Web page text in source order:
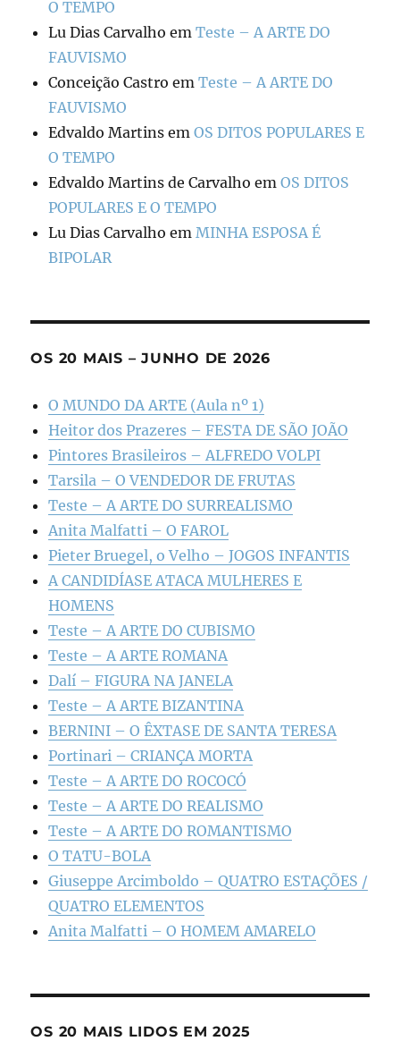
O TEMPO
Lu Dias Carvalho emTeste – A ARTE DO
FAUVISMO
Conceição Castro emTeste – A ARTE DO
FAUVISMO
Edvaldo Martins emOS DITOS POPULARES E
O TEMPO
Edvaldo Martins de Carvalho emOS DITOS
POPULARES E O TEMPO
Lu Dias Carvalho em MINHA ESPOSA É
BIPOLAR
OS 20 MAIS – JUNHO DE 2026
O MUNDO DA ARTE (Aula nº 1)
Heitor dos Prazeres – FESTA DE SÃO JOÃO
Pintores Brasileiros – ALFREDO VOLPI
Tarsila – O VENDEDOR DE FRUTAS
Teste – A ARTE DO SURREALISMO
Anita Malfatti – O FAROL
Pieter Bruegel, o Velho – JOGOS INFANTIS
A CANDIDÍASE ATACA MULHERES E
HOMENS
Teste – A ARTE DO CUBISMO
Teste – A ARTE ROMANA
Dalí – FIGURA NA JANELA
Teste – A ARTE BIZANTINA
BERNINI – O ÊXTASE DE SANTA TERESA
Portinari – CRIANÇA MORTA
Teste – A ARTE DO ROCOCÓ
Teste – A ARTE DO REALISMO
Teste – A ARTE DO ROMANTISMO
O TATU-BOLA
Giuseppe Arcimboldo – QUATRO ESTAÇÕES /
QUATRO ELEMENTOS
Anita Malfatti – O HOMEM AMARELO
OS 20 MAIS LIDOS EM 2025